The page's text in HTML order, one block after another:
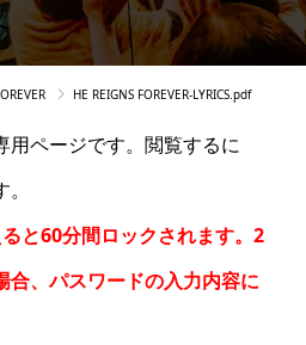
HE REIGNS FOREVER-LYRICS.pdf
用ページです。閲覧するに
と60分間ロックされます。2
合、パスワードの入力内容に